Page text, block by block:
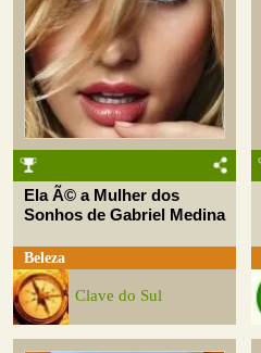
Ela Ã© a Mulher dos
Sonhos de Gabriel Medina
Beleza
Clave do Sul